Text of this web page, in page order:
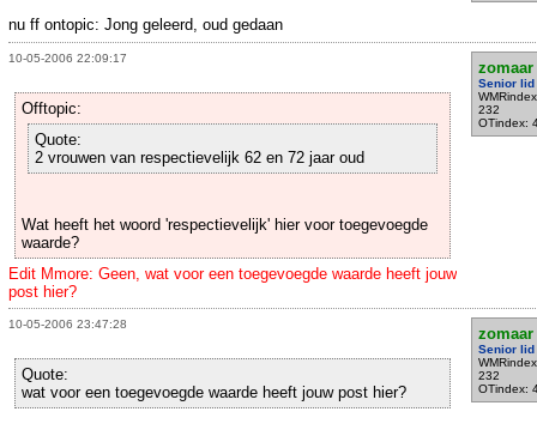
nu ff ontopic: Jong geleerd, oud gedaan
10-05-2006 22:09:17
zomaar
Senior lid
232
OTindex:
Offtopic:
Quote:
2 vrouwen van respectievelijk 62 en 72 jaar oud
Wat heeft het woord 'respectievelijk' hier voor toegevoegde
waarde?
Edit Mmore: Geen, wat voor een toegevoegde waarde heeft jouw
post hier?
10-05-2006 23:47:28
zomaar
Senior lid
232
OTindex:
Quote:
wat voor een toegevoegde waarde heeft jouw post hier?